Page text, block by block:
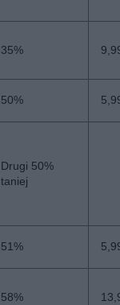
35%
50%
Drugi 50%
taniej
51%
58%